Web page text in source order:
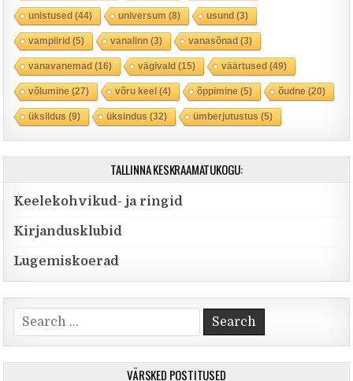
unistused(44) universum (8) usund(3)
vampiirid(5) vanalinn(3) vanasõnad(3)
vanavanemad(16) vägivald(15) väärtused(49)
võlumine (27) võru keel(4) õppimine (5) õudne (20)
üksildus (9) üksindus (32) ümberjutustus (5)
TALLINNA KESKRAAMATUKOGU:
Keelekohvikud- ja ringid
Kirjandusklubid
Lugemiskoerad
Search for:
VÄRSKED POSTITUSED